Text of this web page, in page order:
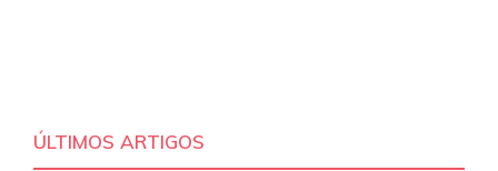
ÚLTIMOS ARTIGOS